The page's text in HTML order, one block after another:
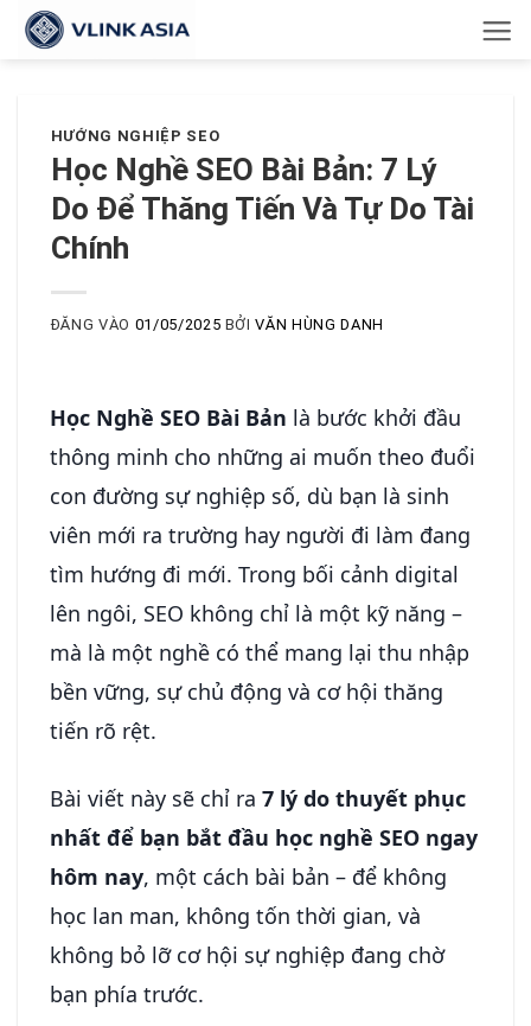
Bỏ
qua
HƯỚNG NGHIỆP SEO
Học Nghề SEO Bài Bản: 7 Lý
Do Để Thăng Tiến Và Tự Do Tài
Chính
ĐĂNG VÀO 01/05/2025 BỞIVĂN HÙNG DANH
Học Nghề SEO Bài Bản là bước khởi đầu
thông minh cho những ai muốn theo đuổi
con đường sự nghiệp số, dù bạn là sinh
viên mới ra trường hay người đi làm đang
tìm hướng đi mới. Trong bối cảnh digital
lên ngôi, SEO không chỉ là một kỹ năng –
mà là một nghề có thể mang lại thu nhập
bền vững, sự chủ động và cơ hội thăng
tiến rõ rệt.
Bài viết này sẽ chỉ ra 7 lý do thuyết phục
nhất để bạn bắt đầu học nghề SEO ngay
hôm nay, một cách bài bản – để không
học lan man, không tốn thời gian, và
không bỏ lỡ cơ hội sự nghiệp đang chờ
bạn phía trước.